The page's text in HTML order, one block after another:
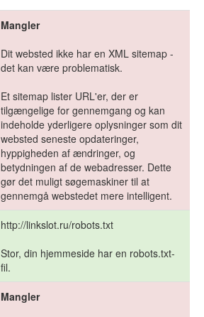
Mangler
Dit websted ikke har en XML sitemap -
det kan være problematisk.
Et sitemap lister URL'er, der er
tilgængelige for gennemgang og kan
indeholde yderligere oplysninger som dit
websted seneste opdateringer,
hyppigheden af ændringer, og
betydningen af de webadresser. Dette
gør det muligt søgemaskiner til at
gennemgå webstedet mere intelligent.
http://linkslot.ru/robots.txt
Stor, din hjemmeside har en robots.txt-
fil.
Mangler